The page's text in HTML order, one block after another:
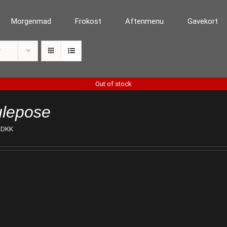
Morgenmad Frokost Aftenmenu Gavekort
Out of stock
DKK